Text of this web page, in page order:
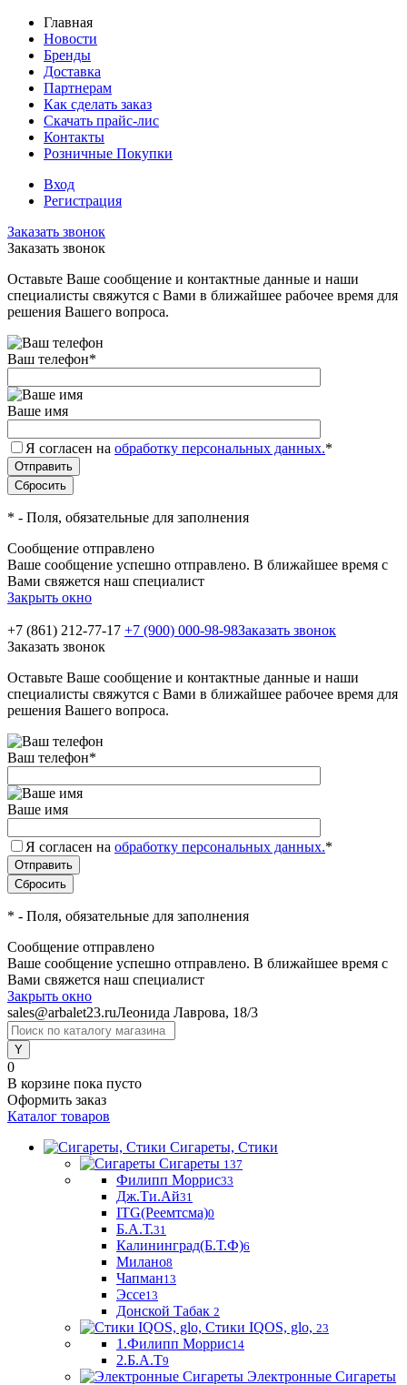
Главная
Новости
Бренды
Доставка
Партнерам
Как сделать заказ
Скачать прайс-лис
Контакты
Розничные Покупки
Вход
Регистрация
Заказать звонок
Заказать звонок
Оставьте Ваше сообщение и контактные данные и наши
специалисты свяжутся с Вами в ближайшее рабочее время для
решения Вашего вопроса.
Ваш телефон*
Ваше имя
Я согласен на обработку персональных данных.*
* - Поля, обязательные для заполнения
Сообщение отправлено
Ваше сообщение успешно отправлено. В ближайшее время с
Вами свяжется наш специалист
Закрыть окно
+7 (861) 212-77-17 +7 (900) 000-98-98Заказать звонок
Заказать звонок
Оставьте Ваше сообщение и контактные данные и наши
специалисты свяжутся с Вами в ближайшее рабочее время для
решения Вашего вопроса.
Ваш телефон*
Ваше имя
Я согласен на обработку персональных данных.*
* - Поля, обязательные для заполнения
Сообщение отправлено
Ваше сообщение успешно отправлено. В ближайшее время с
Вами свяжется наш специалист
Закрыть окно
sales@arbalet23.ruЛеонида Лаврова, 18/3
0
В корзине пока пусто
Оформить заказ
Каталог товаров
Сигареты, Стики
Сигареты 137
Филипп Моррис33
Дж.Ти.Ай31
ITG(Реемтсма)0
Б.А.Т.31
Калининград(Б.Т.Ф)6
Милано8
Чапман13
Эссе13
Донской Табак 2
Стики IQOS, glo, 23
1.Филипп Моррис14
2.Б.А.Т9
Электронные Сигареты